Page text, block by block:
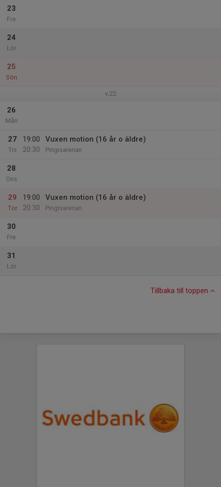
23
Fre
24
Lör
25
Sön
v.22
26
Mån
27
Tis
19:00
20:30
Vuxen motion (16 år o äldre)
Pingisarenan
28
Ons
29
Tor
19:00
20:30
Vuxen motion (16 år o äldre)
Pingisarenan
30
Fre
31
Lör
Tillbaka till toppen